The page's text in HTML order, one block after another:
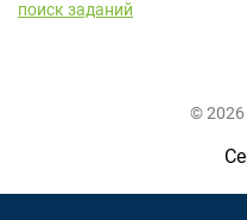
поиск заданий
© 2026